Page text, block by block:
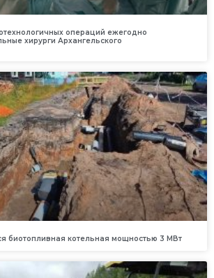
операций ежегодно
хирурги Архангельского
биотопливная котельная мощностью 3 МВт